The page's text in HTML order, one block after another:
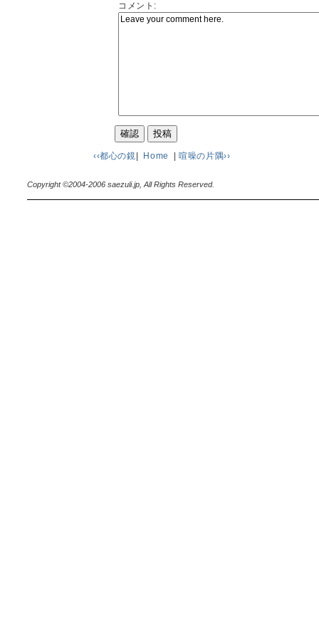
コメント:
‹‹都心の鏡 Home |喧噪の片隅››
Copyright ©2004-2006 saezuli.jp, All Rights Reserved.